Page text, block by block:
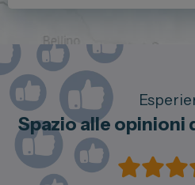
Spazio alle opinioni